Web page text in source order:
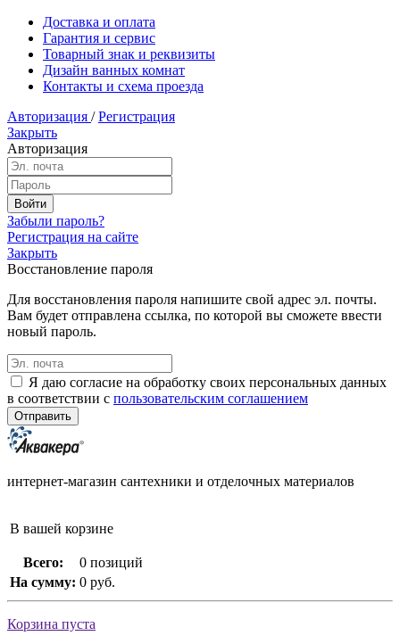
Доставка и оплата
Гарантия и сервис
Товарный знак и реквизиты
Дизайн ванных комнат
Контакты и схема проезда
Авторизация / Регистрация
Закрыть
Авторизация
Забыли пароль?
Регистрация на сайте
Закрыть
Восстановление пароля
Для восстановления пароля напишите свой адрес эл. почты.
Вам будет отправлена ссылка, по которой вы сможете ввести
новый пароль.
Я даю согласие на обработку своих персональных данных
в соответствии с пользовательским соглашением
интернет-магазин сантехники и отделочных материалов
В вашей корзине
Всего:
0 позиций
На сумму: 0 руб.
Корзина пуста